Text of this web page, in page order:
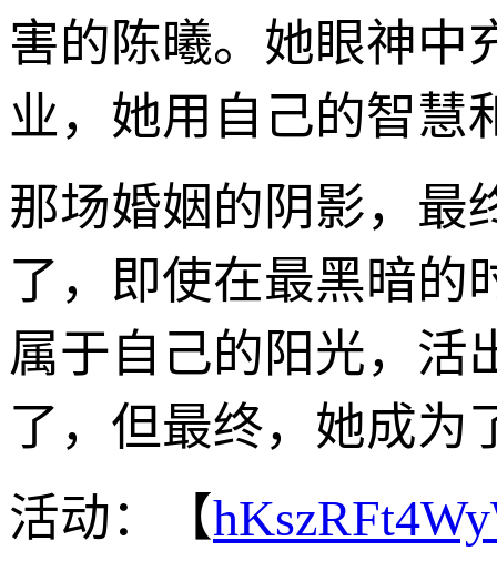
害的陈曦。她眼神中
业，她用自己的智慧
那场婚姻的阴影，最
了，即使在最黑暗的
属于自己的阳光，活
了，但最终，她成为
活动：【